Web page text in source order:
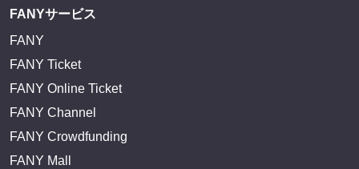
FANYサービス
FANY
FANY Ticket
FANY Online Ticket
FANY Channel
FANY Crowdfunding
FANY Mall